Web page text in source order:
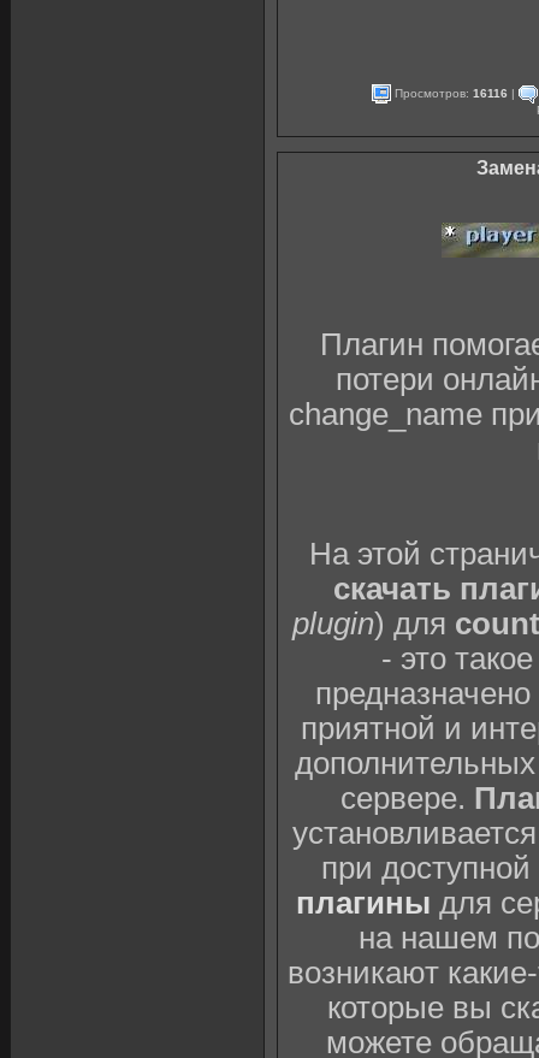
Просмотров: 16116 |
Плагин
потери
change_name
На этой
скачать
plugin) для
- это
приятной и
сервере.
при
плагины для
на нашем
возникают
которые вы
можете